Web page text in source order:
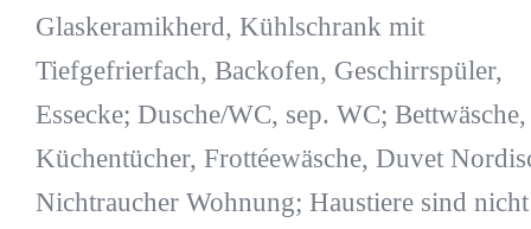
Glaskeramikherd, Kühlschrank mit
Tiefgefrierfach, Backofen, Geschirrspüler,
Essecke; Dusche/WC, sep. WC; Bettwäsche,
Küchentücher, Frottéewäsche, Duvet
Nichtraucher Wohnung; Haustiere sind nicht